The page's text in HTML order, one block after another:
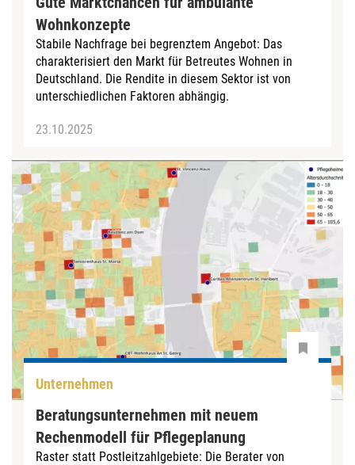
Wohnkonzepte
Stabile Nachfrage bei begrenztem Angebot: Das
charakterisiert den Markt für Betreutes Wohnen in
Deutschland. Die Rendite in diesem Sektor ist von
unterschiedlichen Faktoren abhängig.
23.10.2025
Unternehmen
Beratungsunternehmen mit neuem
Rechenmodell für Pflegeplanung
Raster statt Postleitzahlgebiete: Die Berater von